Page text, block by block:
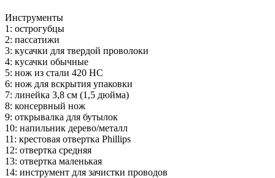
Инструменты
1: острогубцы
2: пассатижи
3: кусачки для твердой проволоки
4: кусачки обычные
5: нож из стали 420 НС
6: нож для вскрытия упаковки
7: линейка 3,8 см (1,5 дюйма)
8: консервный нож
9: открывалка для бутылок
10: напильник дерево/металл
11: крестовая отвертка Phillips
12: отвертка средняя
13: отвертка маленькая
14: инструмент для зачистки проводов